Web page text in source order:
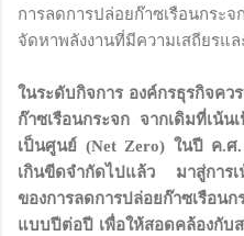
การลดการปล่อยก๊าซเรือนกร
จัดหาพลังงานที่มีความเสถียรแล
ในระดับกิจการ องค์กรธุรกิจคว
ก๊าซเรือนกระจก จากเดิมที่เน้น
เป็นศูนย์ (Net Zero) ในปี ค.ศ
เกินขีดจำกัดไปแล้ว มาสู่การเ
ของการลดการปล่อยก๊าซเรือน
แบบปีต่อปี เพื่อให้สอดคล้องกับ